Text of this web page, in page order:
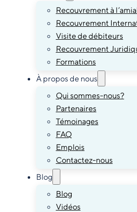
Recouvrement à
Recouvrement
Visite de débiteurs
Recouvrement
Formations
À propos de nous
Qui sommes-nous?
Partenaires
Témoinages
FAQ
Emplois
Contactez-nous
Blog
Blog
Vidéos